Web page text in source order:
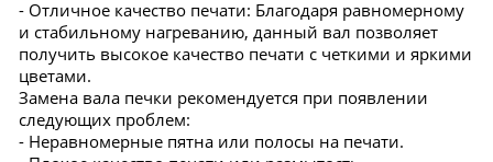
- Отличное качество печати: Благодаря равномерному
и стабильному нагреванию, данный вал позволяет
получить высокое качество печати с четкими и яркими
цветами.
Замена вала печки рекомендуется при появлении
следующих проблем:
- Неравномерные пятна или полосы на печати.